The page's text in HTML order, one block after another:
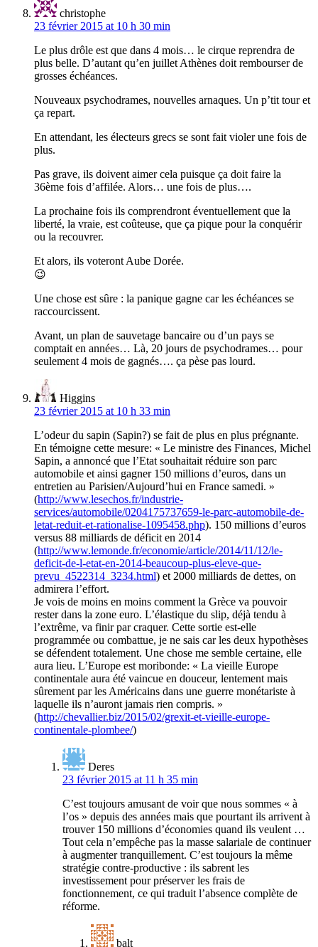
christophe
23 février 2015 at 10 h 30 min
Le plus drôle est que dans 4 mois… le cirque reprendra de
plus belle. D’autant qu’en juillet Athènes doit rembourser de
grosses échéances.
Nouveaux psychodrames, nouvelles arnaques. Un p’tit tour et
ça repart.
En attendant, les électeurs grecs se sont fait violer une fois de
plus.
Pas grave, ils doivent aimer cela puisque ça doit faire la
36ème fois d’affilée. Alors… une fois de plus….
La prochaine fois ils comprendront éventuellement que la
liberté, la vraie, est coûteuse, que ça pique pour la conquérir
ou la recouvrer.
Et alors, ils voteront Aube Dorée.
😉
Une chose est sûre : la panique gagne car les échéances se
raccourcissent.
Avant, un plan de sauvetage bancaire ou d’un pays se
comptait en années… Là, 20 jours de psychodrames… pour
seulement 4 mois de gagnés…. ça pèse pas lourd.
Higgins
23 février 2015 at 10 h 33 min
L’odeur du sapin (Sapin?) se fait de plus en plus prégnante.
En témoigne cette mesure: « Le ministre des Finances, Michel
Sapin, a annoncé que l’Etat souhaitait réduire son parc
automobile et ainsi gagner 150 millions d’euros, dans un
entretien au Parisien/Aujourd’hui en France samedi. »
(http://www.lesechos.fr/industrie-
services/automobile/0204175737659-le-parc-automobile-de-
letat-reduit-et-rationalise-1095458.php). 150 millions d’euros
versus 88 milliards de déficit en 2014
(http://www.lemonde.fr/economie/article/2014/11/12/le-
deficit-de-l-etat-en-2014-beaucoup-plus-eleve-que-
prevu_4522314_3234.html) et 2000 milliards de dettes, on
admirera l’effort.
Je vois de moins en moins comment la Grèce va pouvoir
rester dans la zone euro. L’élastique du slip, déjà tendu à
l’extrême, va finir par craquer. Cette sortie est-elle
programmée ou combattue, je ne sais car les deux hypothèses
se défendent totalement. Une chose me semble certaine, elle
aura lieu. L’Europe est moribonde: « La vieille Europe
continentale aura été vaincue en douceur, lentement mais
sûrement par les Américains dans une guerre monétariste à
laquelle ils n’auront jamais rien compris. »
(http://chevallier.biz/2015/02/grexit-et-vieille-europe-
continentale-plombee/)
Deres
23 février 2015 at 11 h 35 min
C’est toujours amusant de voir que nous sommes « à
l’os » depuis des années mais que pourtant ils arrivent à
trouver 150 millions d’économies quand ils veulent …
Tout cela n’empêche pas la masse salariale de continuer
à augmenter tranquillement. C’est toujours la même
stratégie contre-productive : ils sabrent les
investissement pour préserver les frais de
fonctionnement, ce qui traduit l’absence complète de
réforme.
balt